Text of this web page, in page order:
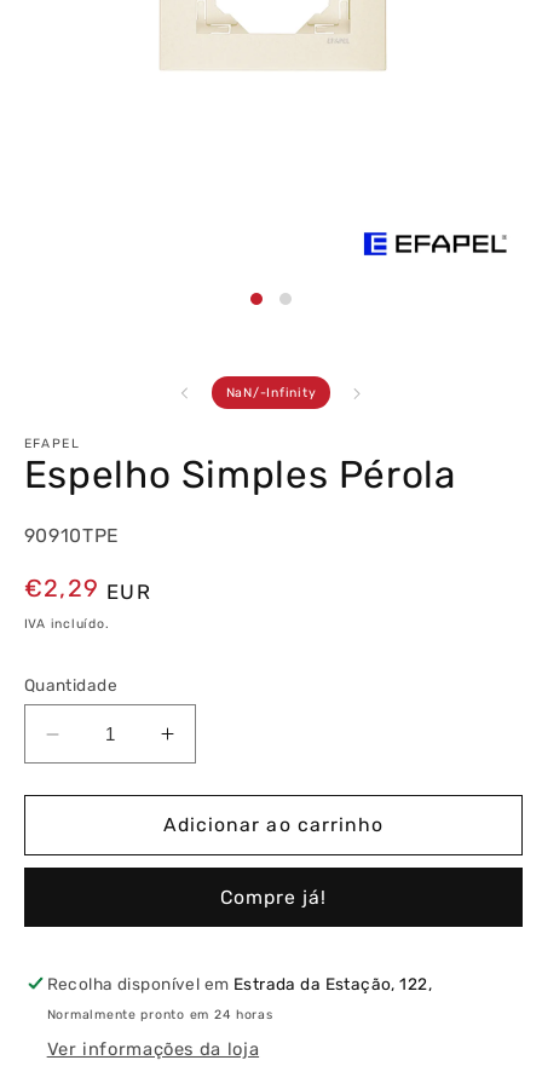
NaN/ de
-Infinity
EFAPEL
Espelho Simples Pérola
90910TPE
Preço
normal
€2,29 EUR
IVA incluído.
Quantidade
Diminuir
a
quantidade
Espelho
Aumentar
a
quantidade
de
Espelho
Pérola
Adicionar ao carrinho
Compre já!
Recolha disponível em Estrada da Estação, 122,
Normalmente pronto em 24 horas
Ver informações da loja